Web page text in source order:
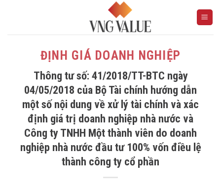
ĐỊNH GIÁ DOANH NGHIỆP
Thông tư số: 41/2018/TT-BTC ngày
04/05/2018 của Bộ Tài chính hướng dẫn
một số nội dung về xử lý tài chính và xác
định giá trị doanh nghiệp nhà nước và
Công ty TNHH Một thành viên do doanh
nghiệp nhà nước đầu tư 100% vốn điều lệ
thành công ty cổ phần